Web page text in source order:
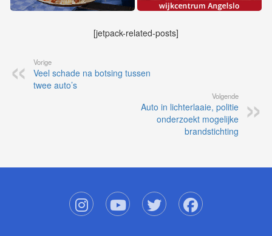
[jetpack-related-posts]
Vorige
Veel schade na botsing tussen
twee auto’s
Volgende
Auto in lichterlaaie, politie
onderzoekt mogelijke
brandstichting